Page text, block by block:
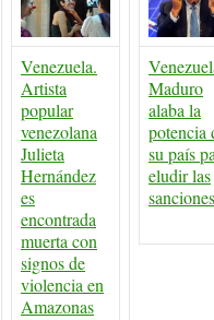
Venezuela.
Artista
popular
venezolana
Julieta
Hernández
es
encontrada
muerta con
signos de
violencia en
Amazonas
Maduro
alaba la
potencia
su país
eludir las
sanciones